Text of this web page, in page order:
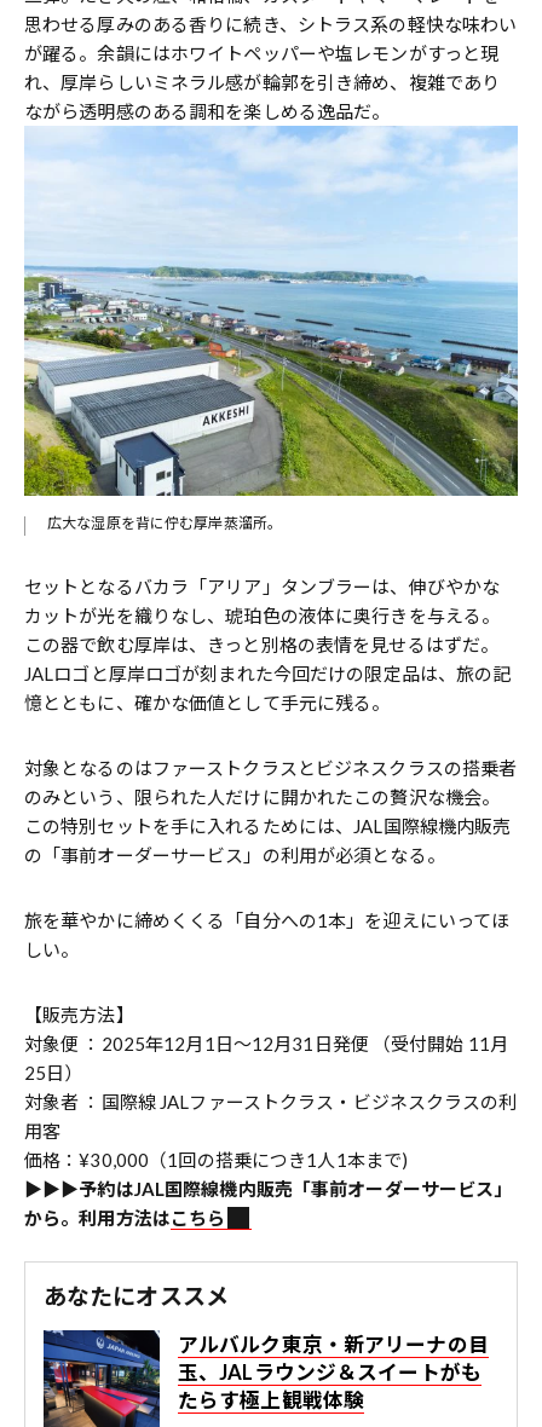
思わせる厚みのある香りに続き、シトラス系の軽快な味わい
が躍る。余韻にはホワイトペッパーや塩レモンがすっと現
れ、厚岸らしいミネラル感が輪郭を引き締め、複雑であり
ながら透明感のある調和を楽しめる逸品だ。
広大な湿原を背に佇む厚岸蒸溜所。
セットとなるバカラ「アリア」タンブラーは、伸びやかな
カットが光を織りなし、琥珀色の液体に奥行きを与える。
この器で飲む厚岸は、きっと別格の表情を見せるはずだ。
JALロゴと厚岸ロゴが刻まれた今回だけの限定品は、旅の記
憶とともに、確かな価値として手元に残る。
対象となるのはファーストクラスとビジネスクラスの搭乗者
のみという、限られた人だけに開かれたこの贅沢な機会。
この特別セットを手に入れるためには、JAL国際線機内販売
の「事前オーダーサービス」の利用が必須となる。
旅を華やかに締めくくる「自分への1本」を迎えにいってほ
しい。
【販売方法】
対象便 ：2025年12月1日〜12月31日発便 （受付開始 11月
25日）
対象者 ：国際線 JALファーストクラス・ビジネスクラスの利
用客
価格：¥30,000（1回の搭乗につき1人1本まで)
▶︎▶︎▶︎予約はJAL国際線機内販売「事前オーダーサービス」
から。利用方法はこちら
あなたにオススメ
アルバルク東京・新アリーナの目
玉、JALラウンジ＆スイートがも
たらす極上観戦体験